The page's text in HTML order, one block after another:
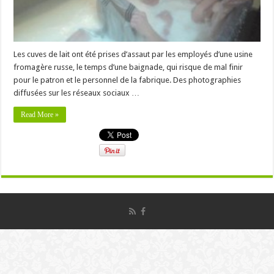
Les cuves de lait ont été prises d’assaut par les employés d’une usine
fromagère russe, le temps d’une baignade, qui risque de mal finir
pour le patron et le personnel de la fabrique. Des photographies
diffusées sur les réseaux sociaux …
Read More »